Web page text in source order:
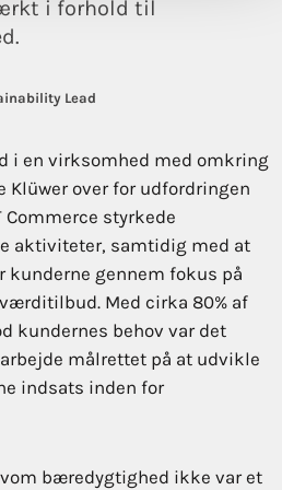
i forhold til
Lead
i en virksomhed med omkring
Klüwer over for udfordringen
Commerce styrkede
aktiviteter, samtidig med at
gennem fokus på
Med cirka 80% af
kundernes behov var det
målrettet på at udvikle
indsats inden for
bæredygtighed ikke var et